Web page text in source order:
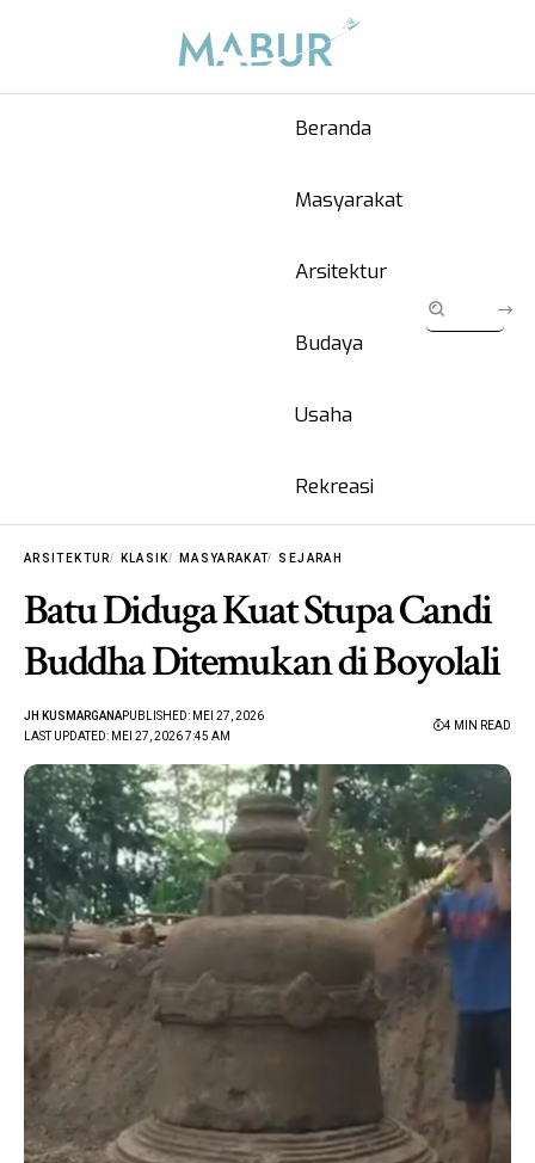
Beranda
Masyarakat
Arsitektur
Budaya
Usaha
Rekreasi
ARSITEKTUR KLASIK MASYARAKAT SEJARAH
Batu Diduga Kuat Stupa Candi
Buddha Ditemukan di Boyolali
LAST UPDATED: MEI 27, 2026 7:45 AM
JH KUSMARGANAPUBLISHED: MEI 27, 2026
4 MIN READ